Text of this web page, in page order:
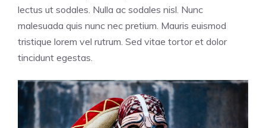
lectus ut sodales. Nulla ac sodales nisl. Nunc
malesuada quis nunc nec pretium. Mauris euismod
tristique lorem vel rutrum. Sed vitae tortor et dolor
tincidunt egestas.